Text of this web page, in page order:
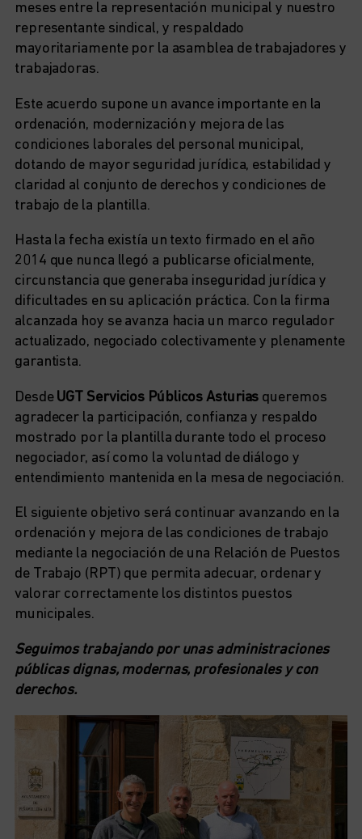
meses entre la representación municipal y nuestro
representante sindical, y respaldado
mayoritariamente por la asamblea de trabajadores y
trabajadoras.
Este acuerdo supone un avance importante en la
ordenación, modernización y mejora de las
condiciones laborales del personal municipal,
dotando de mayor seguridad jurídica, estabilidad y
claridad al conjunto de derechos y condiciones de
trabajo de la plantilla.
Hasta la fecha existía un texto firmado en el año
2014 que nunca llegó a publicarse oficialmente,
circunstancia que generaba inseguridad jurídica y
dificultades en su aplicación práctica. Con la firma
alcanzada hoy se avanza hacia un marco regulador
actualizado, negociado colectivamente y plenamente
garantista.
Desde UGT Servicios Públicos Asturias queremos
agradecer la participación, confianza y respaldo
mostrado por la plantilla durante todo el proceso
negociador, así como la voluntad de diálogo y
entendimiento mantenida en la mesa de negociación.
El siguiente objetivo será continuar avanzando en la
ordenación y mejora de las condiciones de trabajo
mediante la negociación de una Relación de Puestos
de Trabajo (RPT) que permita adecuar, ordenar y
valorar correctamente los distintos puestos
municipales.
Seguimos trabajando por unas administraciones
públicas dignas, modernas, profesionales y con
derechos.